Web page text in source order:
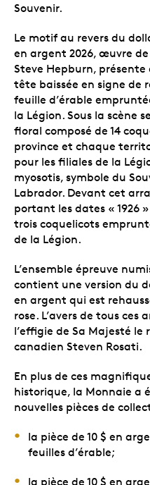
Souvenir.
Le motif au revers du
en argent 2026, œuvre
Steve Hepburn,
tête baissée en signe de
feuille d’érable
la Légion. Sous la scène
floral composé de 14
province et chaque
pour les filiales de la
myosotis, symbole du
Labrador. Devant cet
portant les dates « 1926
trois coquelicots
de la Légion.
L’ensemble épreuve
contient une version du
en argent qui est
rose. L’avers de tous ces
l’effigie de Sa Majesté le
canadien Steven Rosati.
En plus de ces
historique, la Monnaie a
nouvelles pièces de
la pièce de 10 $ en
feuilles d’érable;
la pièce de 10 $ en